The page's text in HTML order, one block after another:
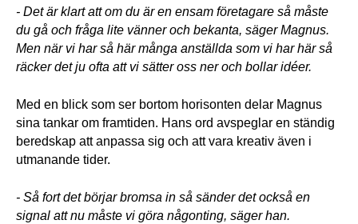
- Det är klart att om du är en ensam företagare så måste
du gå och fråga lite vänner och bekanta, säger Magnus.
Men när vi har så här många anställda som vi har här så
räcker det ju ofta att vi sätter oss ner och bollar idéer.
Med en blick som ser bortom horisonten delar Magnus
sina tankar om framtiden. Hans ord avspeglar en ständig
beredskap att anpassa sig och att vara kreativ även i
utmanande tider.
- Så fort det börjar bromsa in så sänder det också en
signal att nu måste vi göra någonting, säger han.